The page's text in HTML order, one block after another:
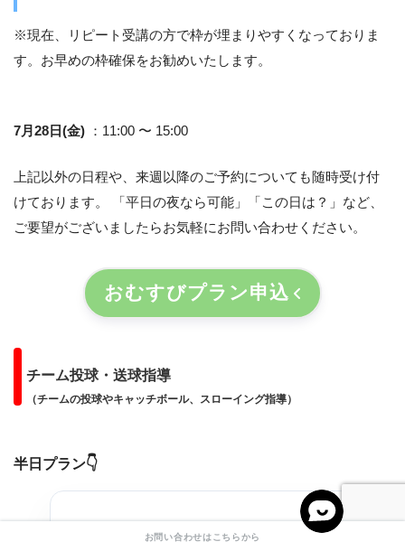
※現在、リピート受講の方で枠が埋まりやすくなっておりま
す。お早めの枠確保をお勧めいたします。
7月28日(金) ：11:00 〜 15:00
上記以外の日程や、来週以降のご予約についても随時受け付
けております。 「平日の夜なら可能」「この日は？」など、
ご要望がございましたらお気軽にお問い合わせください。
おむすびプラン申込
チーム投球・送球指導
（チームの投球やキャッチボール、スローイング指導）
半日プラン👇
お問い合わせはこちらから